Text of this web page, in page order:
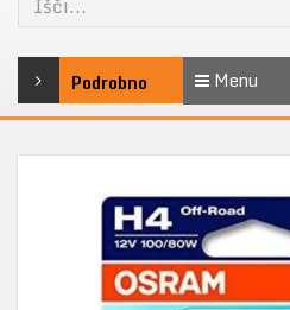
Podrobno Menu